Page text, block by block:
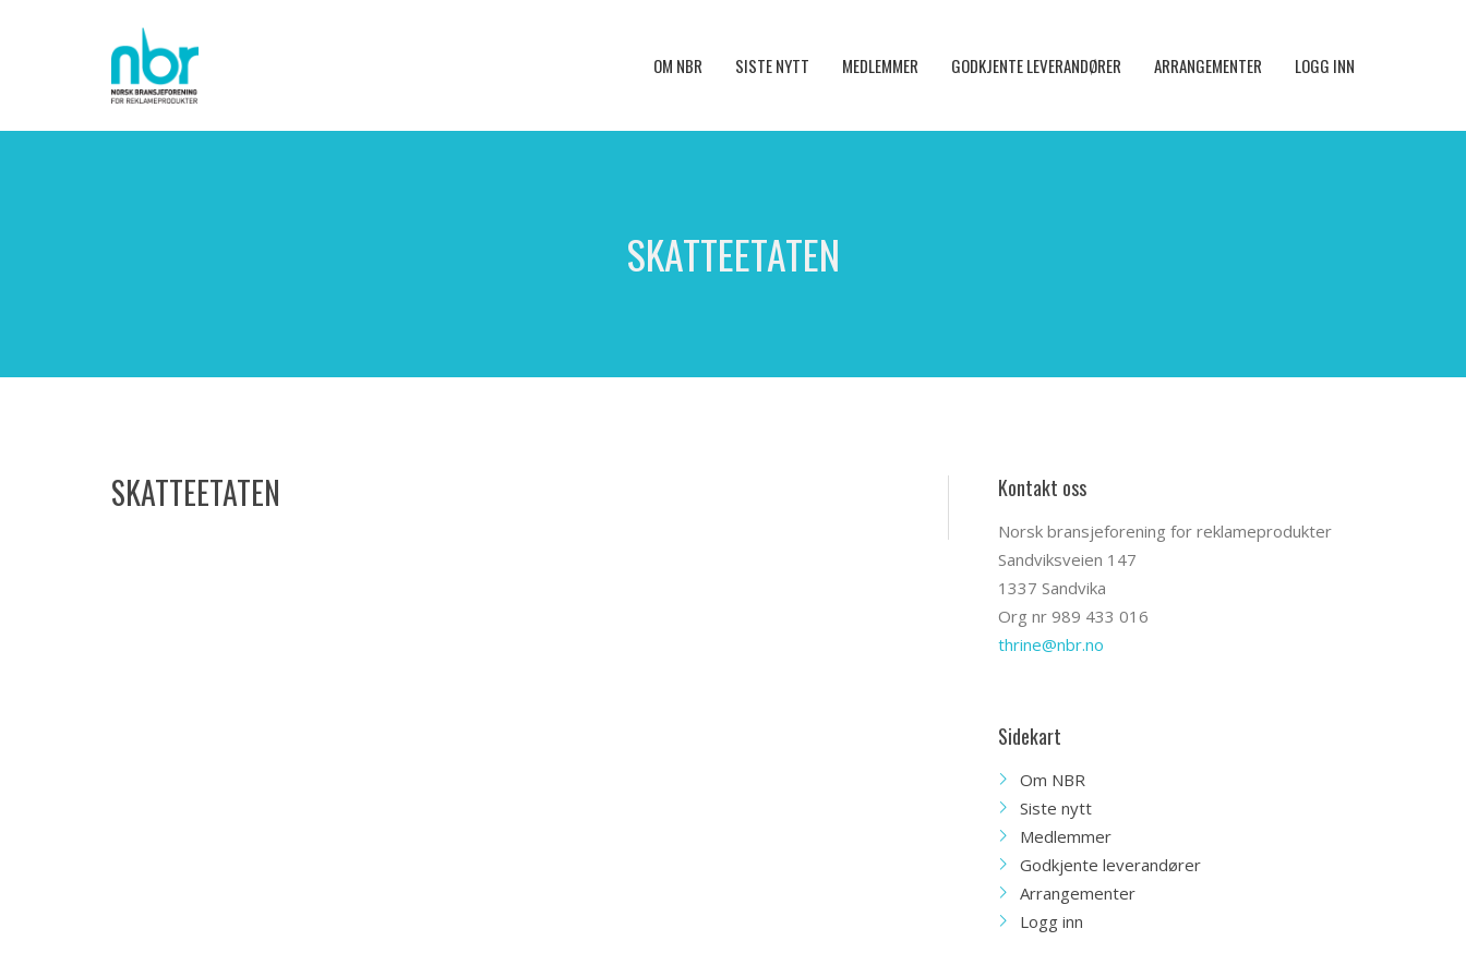
OM NBR SISTE NYTT MEDLEMMER GODKJENTE LEVERANDØRER ARRANGEMENTER LOGG INN
SKATTEETATEN
SKATTEETATEN Kontakt oss
Norsk bransjeforening for reklameprodukter
Sandviksveien 147
1337 Sandvika
Org nr 989 433 016
thrine@nbr.no
Sidekart
Om NBR
Siste nytt
Medlemmer
Godkjente leverandører
Arrangementer
Logg inn